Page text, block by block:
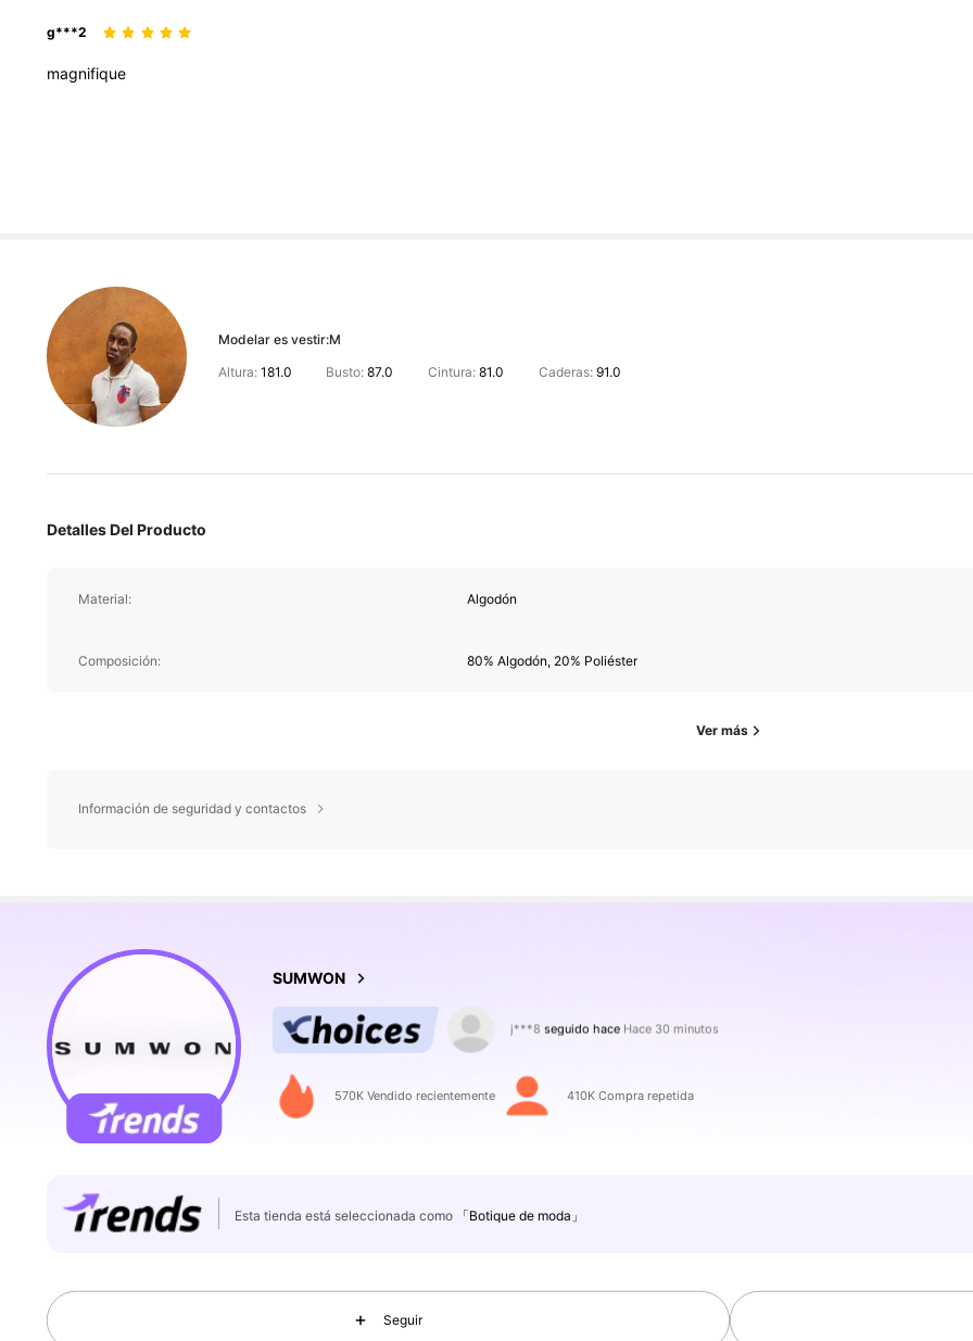
g***2
magnifique
Modelar es vestir:M
Altura: 181.0 Busto:87.0 Cintura: 81.0 Caderas: 91.0
Detalles Del Producto
Material: Algodón
Composición: 80% Algodón, 20% Poliéster
Ver más
Información de seguridad y contactos
SUMWON
s***r está navegando
4,83
1M Seguidores
570K Vendido recientemente 410K Compra repetida
Esta tienda está seleccionada como 「Botique de moda」
Seguir